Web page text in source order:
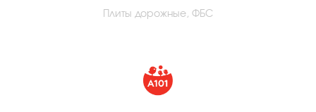
Плиты дорожные, ФБС